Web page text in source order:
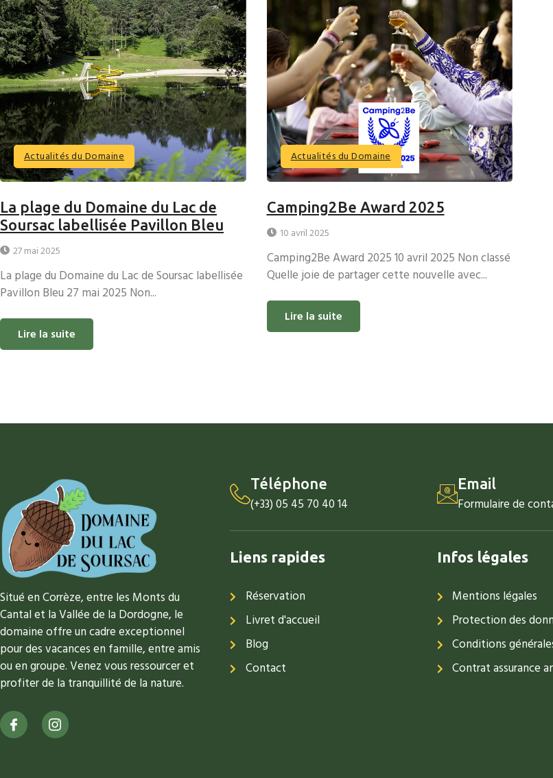
Actualités du Domaine
La plage du Domaine du Lac de
Soursac labellisée Pavillon Bleu
27 mai 2025
La plage du Domaine du Lac de Soursac labellisée
Pavillon Bleu 27 mai 2025 Non...
Lire la suite
Actualités du Domaine
Camping2Be Award 2025
10 avril 2025
Camping2Be Award 2025 10 avril 2025 Non classé
Quelle joie de partager cette nouvelle avec...
Lire la suite
Situé en Corrèze, entre les Monts du
Cantal et la Vallée de la Dordogne, le
domaine offre un cadre exceptionnel
pour des vacances en famille, entre amis
ou en groupe. Venez vous ressourcer et
profiter de la tranquillité de la nature.
Téléphone
(+33) 05 45 70 40 14
Email
Formulaire de
Liens rapides
Réservation
Livret d'accueil
Blog
Contact
Infos légales
Mentions légales
Protection des
Conditions
Contrat assurance